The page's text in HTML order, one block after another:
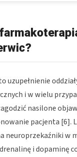
uzupełnienie
i w wielu
nasilone
pacjenta [6].
neuroprzekaźniki w
i dopaminę